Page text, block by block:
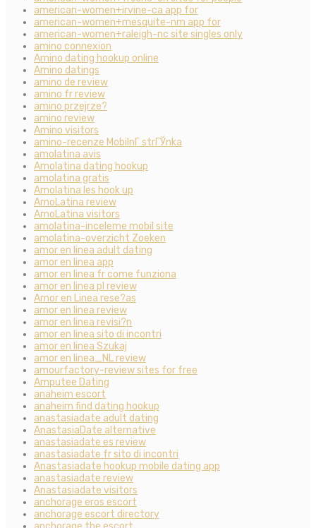
american-women+irvine-ca app for
american-women+mesquite-nm app for
american-women+raleigh-nc site singles only
amino connexion
Amino dating hookup online
Amino datings
amino de review
amino fr review
amino przejrze?
amino review
Amino visitors
amino-recenze MobilnГ­ strГЎnka
amolatina avis
Amolatina dating hookup
amolatina gratis
Amolatina les hook up
AmoLatina review
AmoLatina visitors
amolatina-inceleme mobil site
amolatina-overzicht Zoeken
amor en linea adult dating
amor en linea app
amor en linea fr come funziona
amor en linea pl review
Amor en Linea rese?as
amor en linea review
amor en linea revisi?n
amor en linea sito di incontri
amor en linea Szukaj
amor en linea_NL review
amourfactory-review sites for free
Amputee Dating
anaheim escort
anaheim find dating hookup
anastasiadate adult dating
AnastasiaDate alternative
anastasiadate es review
anastasiadate fr sito di incontri
Anastasiadate hookup mobile dating app
anastasiadate review
Anastasiadate visitors
anchorage eros escort
anchorage escort directory